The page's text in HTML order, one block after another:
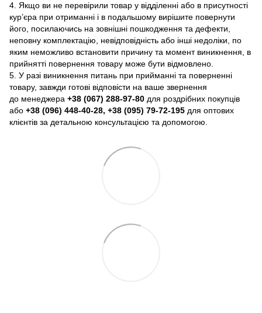
4. Якщо ви не перевірили товар у відділенні або в присутності
кур’єра при отриманні і в подальшому вирішите повернути
його, посилаючись на зовнішні пошкодження та дефекти,
неповну комплектацію, невідповідність або інші недоліки, по
яким неможливо встановити причину та момент виникнення, в
прийнятті повернення товару може бути відмовлено.
5. У разі виникнення питань при прийманні та поверненні
товару, завжди готові відповісти на ваше звернення
до менеджера +38 (067) 288-97-80 для роздрібних покупців
або +38 (096) 448-40-28, +38 (095) 79-72-195 для оптових
клієнтів за детальною консультацією та допомогою.